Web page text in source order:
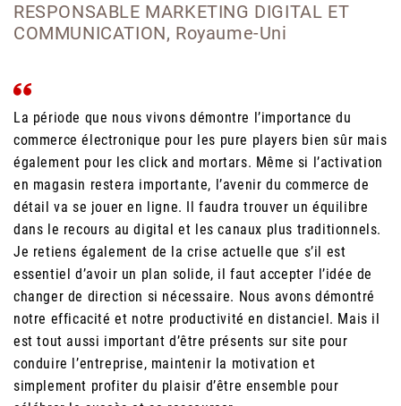
RESPONSABLE MARKETING DIGITAL ET
COMMUNICATION, Royaume-Uni
La période que nous vivons démontre l’importance du
commerce électronique pour les pure players bien sûr mais
également pour les click and mortars. Même si l’activation
en magasin restera importante, l’avenir du commerce de
détail va se jouer en ligne. Il faudra trouver un équilibre
dans le recours au digital et les canaux plus traditionnels.
Je retiens également de la crise actuelle que s’il est
essentiel d’avoir un plan solide, il faut accepter l’idée de
changer de direction si nécessaire. Nous avons démontré
notre efficacité et notre productivité en distanciel. Mais il
est tout aussi important d’être présents sur site pour
conduire l’entreprise, maintenir la motivation et
simplement profiter du plaisir d’être ensemble pour